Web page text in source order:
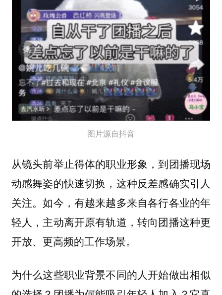
图片源自抖音
从镜头前举止得体的职业形象，到团播现场
动感舞姿的快速切换，这种反差感确实引人
关注。如今，有越来越多来自各行各业的年
轻人，主动离开原有轨道，转向团播这种更
开放、更高频的工作场景。
为什么这些职业背景不同的人开始做出相似